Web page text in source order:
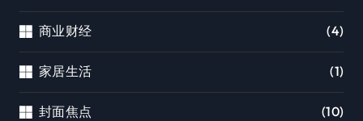
商业财经 (4)
家居生活 (1)
封面焦点 (10)